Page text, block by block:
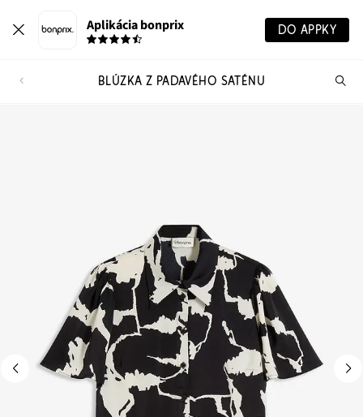
Aplikácia bonprix DO APPKY
BLÚZKA Z PADAVÉHO SATÉNU